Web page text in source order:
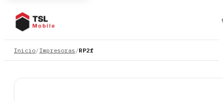
Inicio/ Impresoras /RP2f